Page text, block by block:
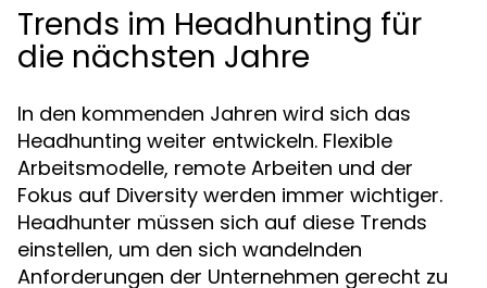
Trends im Headhunting für
die nächsten Jahre
In den kommenden Jahren wird sich das
Headhunting weiter entwickeln. Flexible
Arbeitsmodelle, remote Arbeiten und der
Fokus auf Diversity werden immer wichtiger.
Headhunter müssen sich auf diese Trends
einstellen, um den sich wandelnden
Anforderungen der Unternehmen gerecht zu